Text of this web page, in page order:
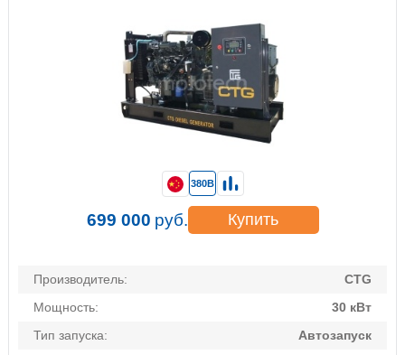
Производитель:
CTG
Мощность:
30 кВт
Тип запуска:
Автозапуск
380В
699 000 руб. Купить